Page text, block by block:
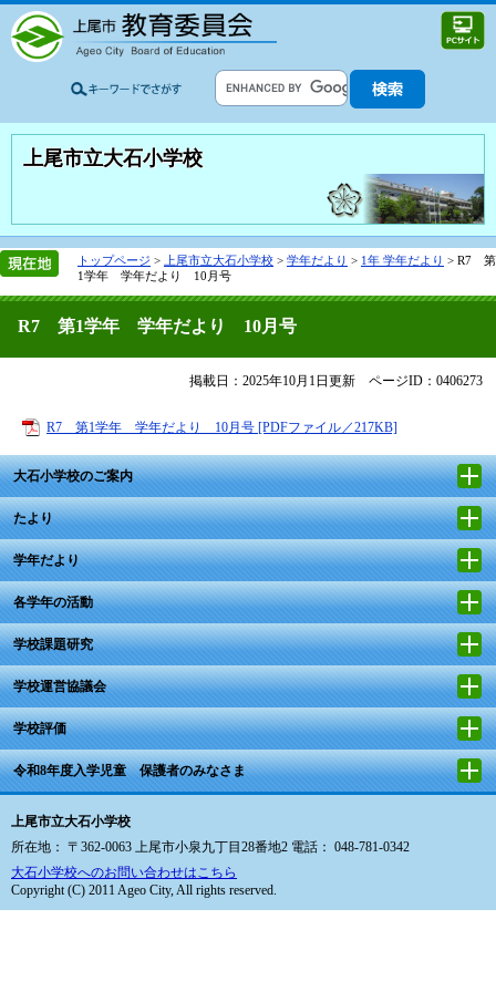
上尾市立大石小学校
トップページ > 上尾市立大石小学校 > 学年だより > 1年 学年だより > R7 第
1学年 学年だより 10月号
R7 第1学年 学年だより 10月号
掲載日：2025年10月1日更新 ページID：0406273
R7 第1学年 学年だより 10月号 [PDFファイル／217KB]
大石小学校のご案内
たより
学年だより
各学年の活動
学校課題研究
学校運営協議会
学校評価
令和8年度入学児童 保護者のみなさま
上尾市立大石小学校
所在地： 〒362-0063 上尾市小泉九丁目28番地2 電話： 048-781-0342
大石小学校へのお問い合わせはこちら
Copyright (C) 2011 Ageo City, All rights reserved.